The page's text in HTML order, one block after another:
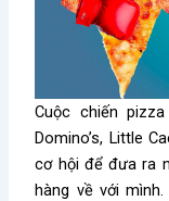
Cuộc chiến
Domino’s, Little
cơ hội để đưa ra
hàng về với